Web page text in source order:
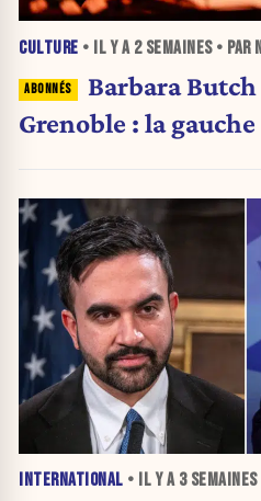
CULTURE • IL Y A 2 SEMAINES• PAR
Barbara Butch
Grenoble : la
INTERNATIONAL • IL Y A 3 SEMAINES